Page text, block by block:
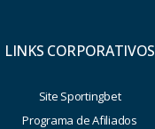
LINKS CORPORATIVOS
Site Sportingbet
Programa de Afiliados